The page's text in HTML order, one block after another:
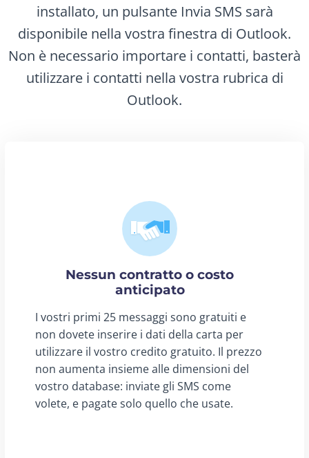
installato, un pulsante Invia SMS sarà
disponibile nella vostra finestra di Outlook.
Non è necessario importare i contatti, basterà
utilizzare i contatti nella vostra rubrica di
Outlook.
Nessun contratto o costo
anticipato
I vostri primi 25 messaggi sono gratuiti e
non dovete inserire i dati della carta per
utilizzare il vostro credito gratuito. Il prezzo
non aumenta insieme alle dimensioni del
vostro database: inviate gli SMS come
volete, e pagate solo quello che usate.